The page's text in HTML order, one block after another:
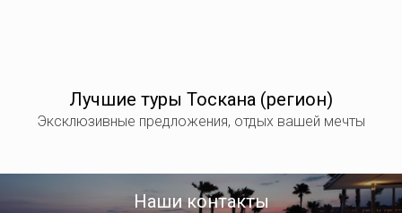
Лучшие туры Тоскана (регион)
Эксклюзивные предложения, отдых вашей мечты
Наши контакты